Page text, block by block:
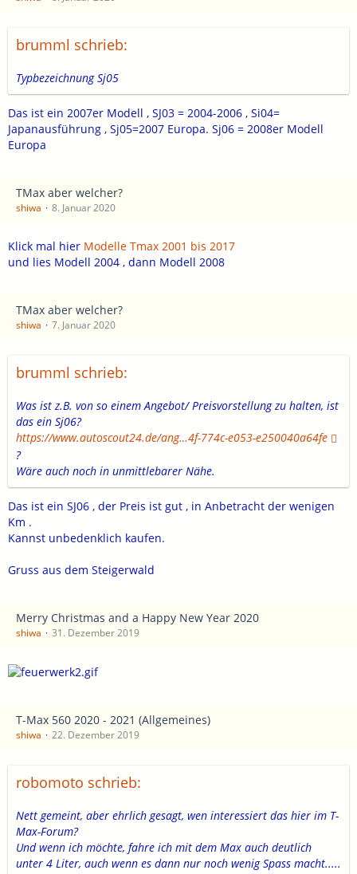
brumml schrieb:
Typbezeichnung Sj05
Das ist ein 2007er Modell , SJ03 = 2004-2006 , Si04=
Japanausführung , Sj05=2007 Europa. Sj06 = 2008er Modell
Europa
TMax aber welcher?
shiwa 8. Januar 2020
Klick mal hier Modelle Tmax 2001 bis 2017
und lies Modell 2004 , dann Modell 2008
TMax aber welcher?
shiwa 7. Januar 2020
brumml schrieb:
Was ist z.B. von so einem Angebot/ Preisvorstellung zu halten, ist
das ein Sj06?
https://www.autoscout24.de/ang…4f-774c-e053-e250040a64fe
?
Wäre auch noch in unmittlebarer Nähe.
Das ist ein SJ06 , der Preis ist gut , in Anbetracht der wenigen
Km .
Kannst unbedenklich kaufen.
Gruss aus dem Steigerwald
Merry Christmas and a Happy New Year 2020
shiwa 31. Dezember 2019
T-Max 560 2020 - 2021 (Allgemeines)
shiwa 22. Dezember 2019
robomoto schrieb:
Nett gemeint, aber ehrlich gesagt, wen interessiert das hier im T-
Max-Forum?
Und wenn ich möchte, fahre ich mit dem Max auch deutlich
unter 4 Liter, auch wenn es dann nur noch wenig Spass macht.....